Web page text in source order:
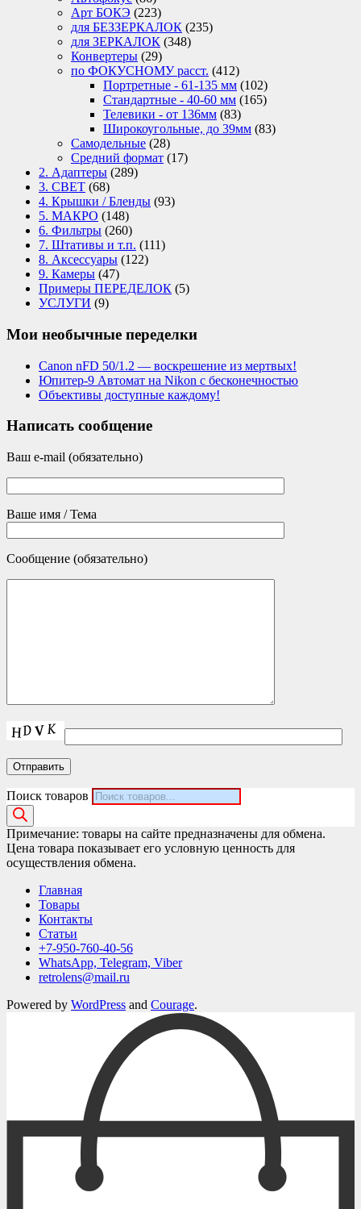
Арт БОКЭ (223)
для БЕЗЗЕРКАЛОК (235)
для ЗЕРКАЛОК (348)
Конвертеры (29)
по ФОКУСНОМУ расст. (412)
Портретные - 61-135 мм (102)
Стандартные - 40-60 мм (165)
Телевики - от 136мм (83)
Широкоугольные, до 39мм (83)
Самодельные (28)
Средний формат (17)
2. Адаптеры (289)
3. СВЕТ (68)
4. Крышки / Бленды (93)
5. МАКРО (148)
6. Фильтры (260)
7. Штативы и т.п. (111)
8. Аксессуары (122)
9. Камеры (47)
Примеры ПЕРЕДЕЛОК (5)
УСЛУГИ (9)
Мои необычные переделки
Canon nFD 50/1.2 — воскрешение из мертвых!
Юпитер-9 Автомат на Nikon с бесконечностью
Объективы доступные каждому!
Написать сообщение
Ваш e-mail (обязательно)
Ваше имя / Тема
Сообщение (обязательно)
Поиск товаров
Примечание: товары на сайте предназначены для обмена.
Цена товара показывает его условную ценность для
осуществления обмена.
Главная
Товары
Контакты
Статьи
+7-950-760-40-56
WhatsApp, Telegram, Viber
retrolens@mail.ru
Powered by WordPress and Courage.